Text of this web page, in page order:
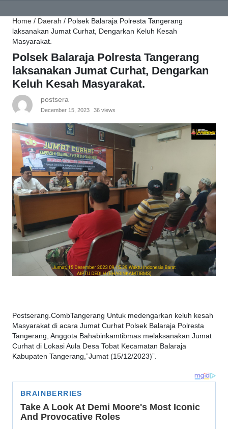
Home / Daerah / Polsek Balaraja Polresta Tangerang
laksanakan Jumat Curhat, Dengarkan Keluh Kesah
Masyarakat.
Polsek Balaraja Polresta Tangerang
laksanakan Jumat Curhat, Dengarkan
Keluh Kesah Masyarakat.
postsera
December 15, 2023 36 views
Postserang.CombTangerang Untuk medengarkan keluh kesah
Masyarakat di acara Jumat Curhat Polsek Balaraja Polresta
Tangerang, Anggota Bahabinkamtibmas melaksanakan Jumat
Curhat di Lokasi Aula Desa Tobat Kecamatan Balaraja
Kabupaten Tangerang,”Jumat (15/12/2023)”.